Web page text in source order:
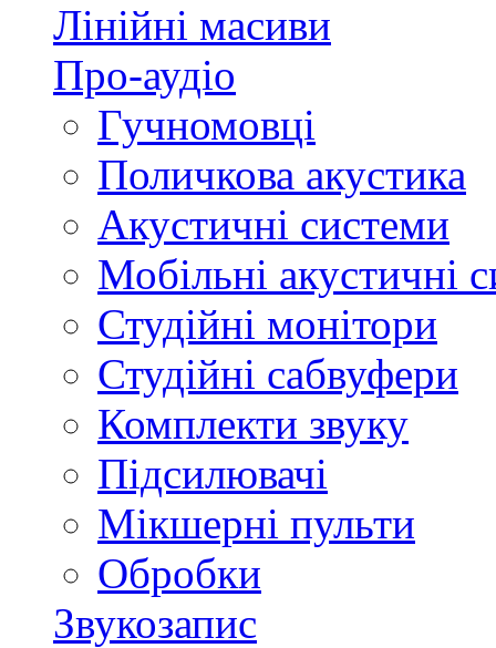
Лінійні масиви
Про-аудіо
Гучномовці
Поличкова акустика
Акустичні системи
Мобільні акустичні
Студійні монітори
Студійні сабвуфери
Комплекти звуку
Підсилювачі
Мікшерні пульти
Обробки
Звукозапис